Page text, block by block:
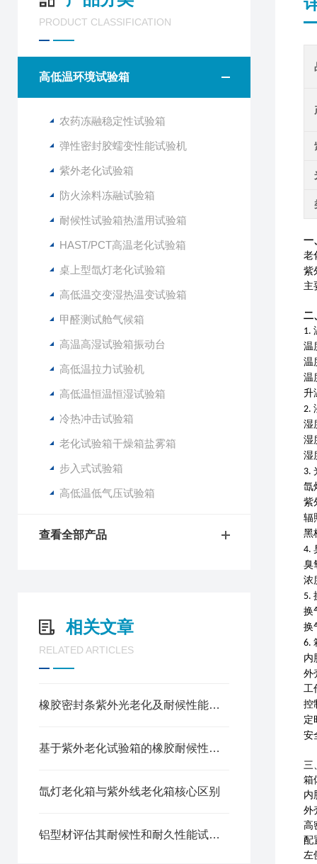
PRODUCT CLASSIFICATION
高低温环境试验箱
农药冻融稳定性试验箱
弹性密封胶蠕变性能试验机
紫外老化试验箱
防火涂料冻融试验箱
耐候性试验箱热滥用试验箱
HAST/PCT高温老化试验箱
桌上型氙灯老化试验箱
高低温交变湿热温变试验箱
甲醛测试舱气候箱
高温高湿试验箱振动台
高低温拉力试验机
高低温恒温恒湿试验箱
冷热冲击试验箱
老化试验箱干燥箱盐雾箱
步入式试验箱
高低温低气压试验箱
查看全部产品
相关文章
RELATED ARTICLES
橡胶密封条紫外光老化及耐候性能检测试验方法
基于紫外老化试验箱的橡胶耐候性能测试方法
氙灯老化箱与紫外线老化箱核心区别
铝型材评估其耐候性和耐久性能试验方法紫外老化试验箱
一
老
紫
主
二
1.
温
温
温
升
2.
湿
湿
湿
3.
氙
紫
辐
黑
4.
臭
浓
5.
换
换
6.
内
外
工
控
定
安
三
箱
内
外
高
配
左